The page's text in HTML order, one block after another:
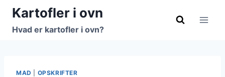
Fortsæt
indhold
Kartofler i ovn
Hvad er kartofler i ovn?
MAD OPSKRIFTER